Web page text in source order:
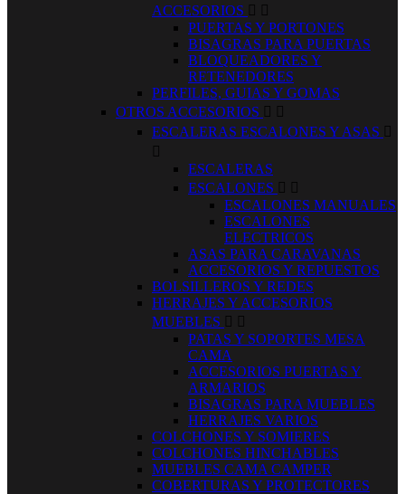
ACCESORIOS  
PUERTAS Y PORTONES
BISAGRAS PARA PUERTAS
BLOQUEADORES Y
RETENEDORES
PERFILES, GUIAS Y GOMAS
OTROS ACCESORIOS  
ESCALERAS ESCALONES Y ASAS 

ESCALERAS
ESCALONES  
ESCALONES MANUALES
ESCALONES
ELECTRICOS
ASAS PARA CARAVANAS
ACCESORIOS Y REPUESTOS
BOLSILLEROS Y REDES
HERRAJES Y ACCESORIOS
MUEBLES  
PATAS Y SOPORTES MESA
CAMA
ACCESORIOS PUERTAS Y
ARMARIOS
BISAGRAS PARA MUEBLES
HERRAJES VARIOS
COLCHONES Y SOMIERES
COLCHONES HINCHABLES
MUEBLES CAMA CAMPER
COBERTURAS Y PROTECTORES